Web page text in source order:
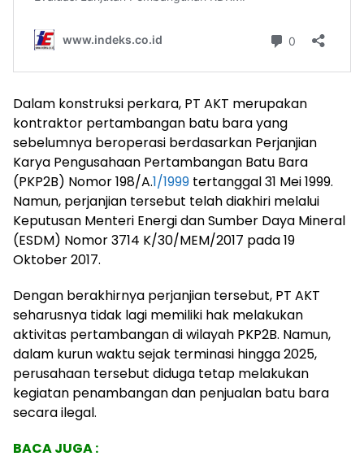
Dalam konstruksi perkara, PT AKT merupakan
kontraktor pertambangan batu bara yang
sebelumnya beroperasi berdasarkan Perjanjian
Karya Pengusahaan Pertambangan Batu Bara
(PKP2B) Nomor 198/A.1/1999 tertanggal 31 Mei 1999.
Namun, perjanjian tersebut telah diakhiri melalui
Keputusan Menteri Energi dan Sumber Daya Mineral
(ESDM) Nomor 3714 K/30/MEM/2017 pada 19
Oktober 2017.
Dengan berakhirnya perjanjian tersebut, PT AKT
seharusnya tidak lagi memiliki hak melakukan
aktivitas pertambangan di wilayah PKP2B. Namun,
dalam kurun waktu sejak terminasi hingga 2025,
perusahaan tersebut diduga tetap melakukan
kegiatan penambangan dan penjualan batu bara
secara ilegal.
BACA JUGA :